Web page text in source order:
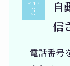
STEP
自
信
電話番号